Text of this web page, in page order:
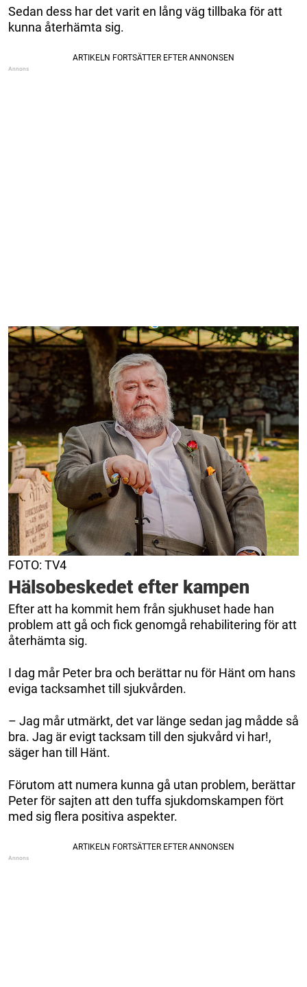
Sedan dess har det varit en lång väg tillbaka för att
kunna återhämta sig.
FOTO: TV4
Hälsobeskedet efter kampen
Efter att ha kommit hem från sjukhuset hade han
problem att gå och fick genomgå rehabilitering för att
återhämta sig.
I dag mår Peter bra och berättar nu för Hänt om hans
eviga tacksamhet till sjukvården.
– Jag mår utmärkt, det var länge sedan jag mådde så
bra. Jag är evigt tacksam till den sjukvård vi har!,
säger han till Hänt.
Förutom att numera kunna gå utan problem, berättar
Peter för sajten att den tuffa sjukdomskampen fört
med sig flera positiva aspekter.